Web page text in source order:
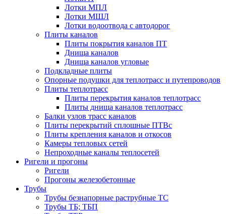
Лотки МПЛ
Лотки МШЛ
Лотки водоотвода с автодорог
Плиты каналов
Плиты покрытия каналов ПТ
Днища каналов
Днища каналов угловые
Подкладные плиты
Опорные подушки для теплотрасс и путепроводов
Плиты теплотрасс
Плиты перекрытия каналов теплотрасс
Плиты днища каналов теплотрасс
Балки узлов трасс каналов
Плиты перекрытий сплошные ПТВс
Плиты крепления каналов и откосов
Камеры тепловых сетей
Непроходные каналы теплосетей
Ригели и прогоны
Ригели
Прогоны железобетонные
Трубы
Трубы безнапорные раструбные ТС
Трубы ТБ; ТБП